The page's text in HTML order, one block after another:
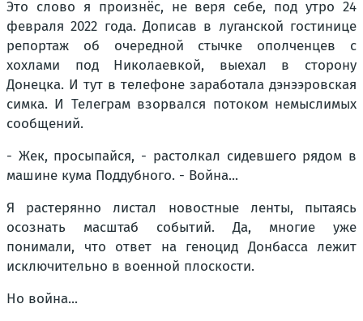
Это слово я произнёс, не веря себе, под утро 24
февраля 2022 года. Дописав в луганской гостинице
репортаж об очередной стычке ополченцев с
хохлами под Николаевкой, выехал в сторону
Донецка. И тут в телефоне заработала дэнээровская
симка. И Телеграм взорвался потоком немыслимых
сообщений.
- Жек, просыпайся, - растолкал сидевшего рядом в
машине кума Поддубного. - Война...
Я растерянно листал новостные ленты, пытаясь
осознать масштаб событий. Да, многие уже
понимали, что ответ на геноцид Донбасса лежит
исключительно в военной плоскости.
Но война...